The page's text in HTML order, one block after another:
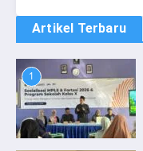
Artikel Terbaru
1